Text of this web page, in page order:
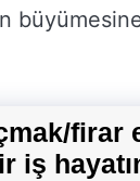
firar
iş